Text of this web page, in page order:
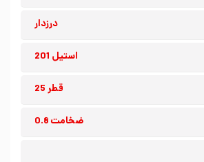
درزدار
استیل 201
قطر 25
ضخامت 0.8